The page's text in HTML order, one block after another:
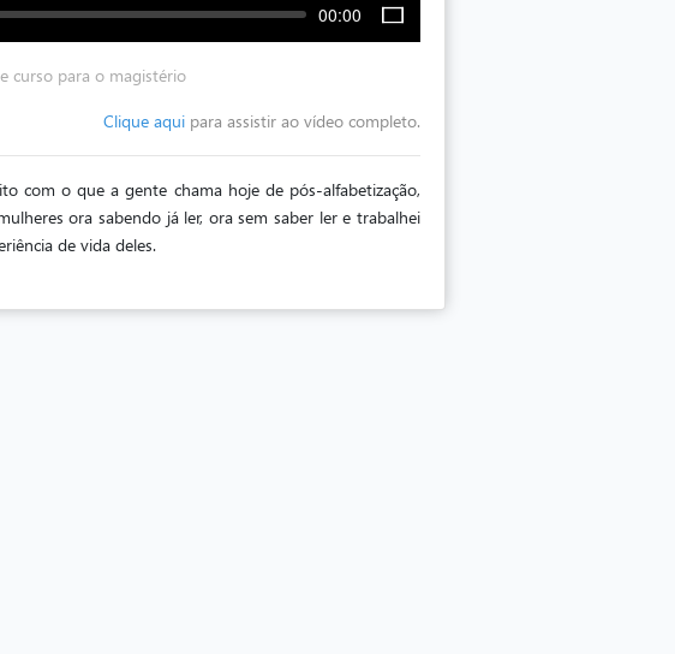
00:00
curso para o magistério
Clique aquipara assistir ao vídeo completo.
com o que a gente chama hoje de pós-alfabetização,
ora sabendo já ler, ora sem saber ler e trabalhei
de vida deles.